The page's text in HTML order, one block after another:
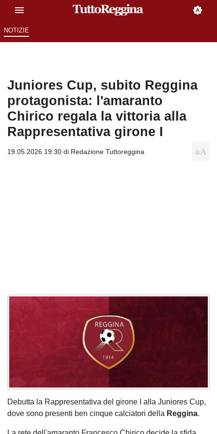
NOTIZIE
Juniores Cup, subito Reggina
protagonista: l'amaranto
Chirico regala la vittoria alla
Rappresentativa girone I
19.05.2026 19:30 di Redazione Tuttoreggina
Debutta la Rappresentativa del girone I alla Juniores Cup,
dove sono presenti ben cinque calciatori della Reggina.